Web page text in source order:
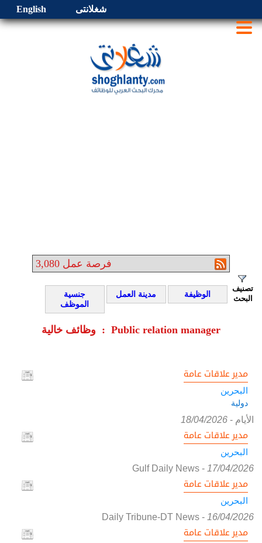
شغلانتى English
3,080 فرصة عمل
تصنيف
البحث
الوظيفة مدينة العمل
جنسية
الموظف
وظائف خالية : Public relation manager
مدير علاقات عامة
البحرين
دولية
الأيام -
18/04/2026
مدير علاقات عامة
البحرين
Gulf Daily News- 17/04/2026
مدير علاقات عامة
البحرين
Daily Tribune-DT News- 16/04/2026
مدير علاقات عامة